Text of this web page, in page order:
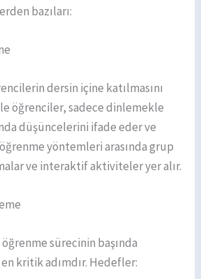
bazıları:
dersin içine katılmasını
öğrenciler, sadece dinlemekle
düşüncelerini ifade eder ve
yöntemleri arasında grup
ve interaktif aktiviteler yer alır.
sürecinin başında
kritik adımdır. Hedefler: